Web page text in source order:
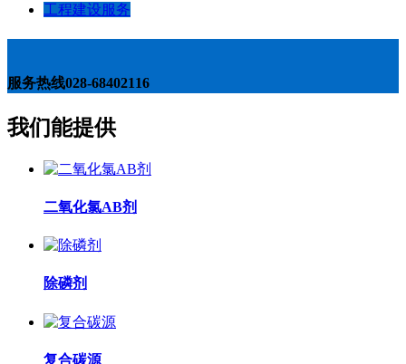
工程建设服务
服务热线028-68402116
我们能提供
二氧化氯AB剂
除磷剂
复合碳源